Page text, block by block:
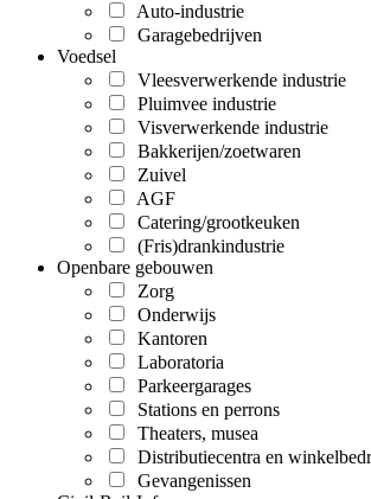
Auto-industrie
Garagebedrijven
Voedsel
Vleesverwerkende industrie
Pluimvee industrie
Visverwerkende industrie
Bakkerijen/zoetwaren
Zuivel
AGF
Catering/grootkeuken
(Fris)drankindustrie
Openbare gebouwen
Zorg
Onderwijs
Kantoren
Laboratoria
Parkeergarages
Stations en perrons
Theaters, musea
Distributiecentra en
Gevangenissen